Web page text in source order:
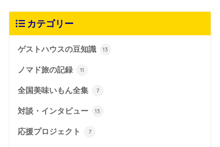
カテゴリー
ゲストハウスの豆知識 13
ノマド旅の記録 11
全国美味いもん全集 7
対談・インタビュー 13
応援プロジェクト 7